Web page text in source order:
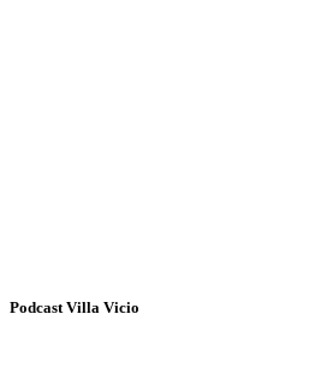
Podcast Villa Vicio